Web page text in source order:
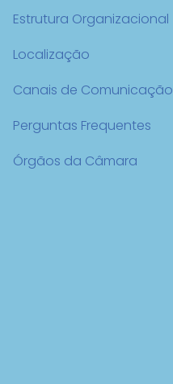
Estrutura Organizacional
Localização
Canais de Comunicação
Perguntas Frequentes
Órgãos da Câmara